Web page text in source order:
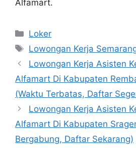
Alfamart.
Kategori
Loker
Tag
Lowongan Kerja
Lowongan Kerja Asisten
Alfamart Di Kabupaten
(Waktu Terbatas, Daftar
Lowongan Kerja Asisten
Alfamart Di Kabupaten
Bergabung, Daftar Sekarang)